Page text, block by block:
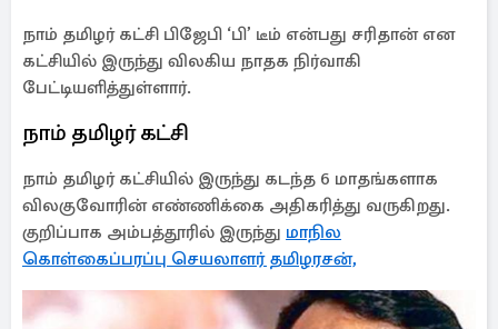
நாம் தமிழர் கட்சி பிஜேபி ‘பி’ டீம் என்பது சரிதான் என
கட்சியில் இருந்து விலகிய நாதக நிர்வாகி
பேட்டியளித்துள்ளார்.
நாம் தமிழர் கட்சி
நாம் தமிழர் கட்சியில் இருந்து கடந்த 6 மாதங்களாக
விலகுவோரின் எண்ணிக்கை அதிகரித்து வருகிறது.
குறிப்பாக அம்பத்தூரில் இருந்து மாநில
கொள்கைப்பரப்பு செயலாளர் தமிழரசன்,